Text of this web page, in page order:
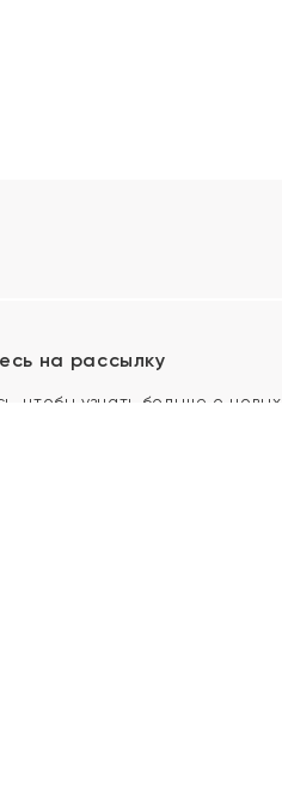
на рассылку
чтобы узнать больше о новых